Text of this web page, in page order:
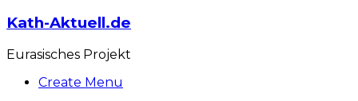
Kath-Aktuell.de
Eurasisches Projekt
Create Menu